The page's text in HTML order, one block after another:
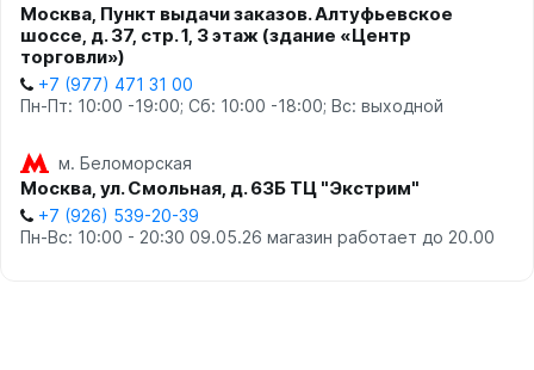
Москва, Пункт выдачи заказов. Алтуфьевское
шоссе, д. 37, стр. 1, 3 этаж (здание «Центр
торговли»)
+7 (977) 471 31 00
Пн-Пт: 10:00 -19:00; Сб: 10:00 -18:00; Вс: выходной
м. Беломорская
Москва, ул. Смольная, д. 63Б ТЦ "Экстрим"
+7 (926) 539-20-39
Пн-Вс: 10:00 - 20:30 09.05.26 магазин работает до 20.00